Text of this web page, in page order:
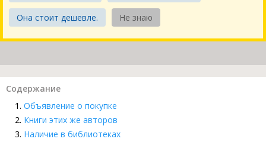
Она стоит дешевле. Не знаю
Содержание
Объявление о покупке
Книги этих же авторов
Наличие в библиотеках